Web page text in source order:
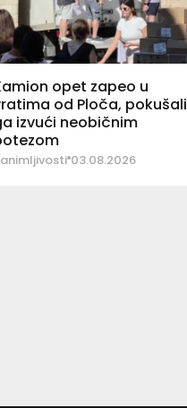
opet zapeo u
od Ploča, pokušali
izvući neobičnim
03.08.2026